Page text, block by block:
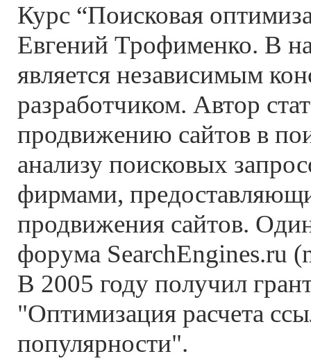
Курс “Поисковая
Евгений Трофименко. В
является независимым
разработчиком. Автор
продвижению сайтов в
анализу поисковых
фирмами,
продвижения сайтов.
форума SearchEngines.ru
В 2005 году получил
"Оптимизация расчета
популярности".